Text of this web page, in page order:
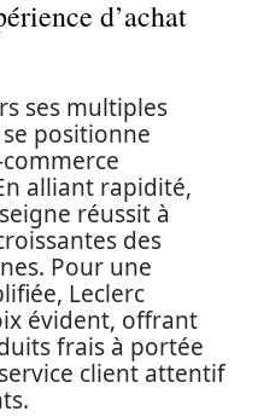
d’achat
ses multiples
positionne
alliant rapidité,
réussit à
des
Pour une
Leclerc
évident, offrant
frais à portée
client attentif